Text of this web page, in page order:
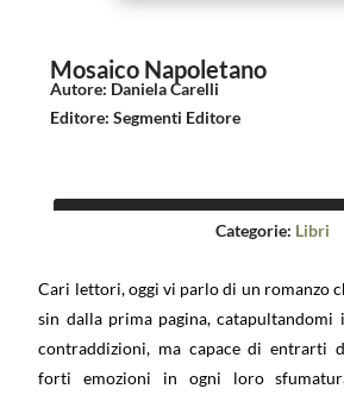
Mosaico Napoletano
Autore: Daniela Carelli
Editore:Segmenti Editore
Categorie: Libri
Cari lettori, oggi vi parlo di un romanzo
sin dalla prima pagina,
contraddizioni, ma capace di entrarti
forti emozioni in ogni loro